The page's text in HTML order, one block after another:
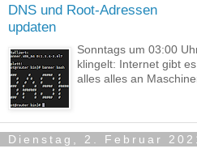
DNS und Root-Adressen
updaten
Sonntags um 03:00
klingelt: Internet gibt
alles alles an
Dienstag, 2. Februar